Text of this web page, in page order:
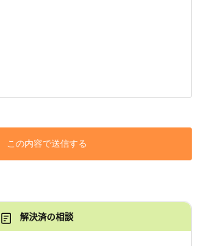
この内容で送信する
解決済の相談